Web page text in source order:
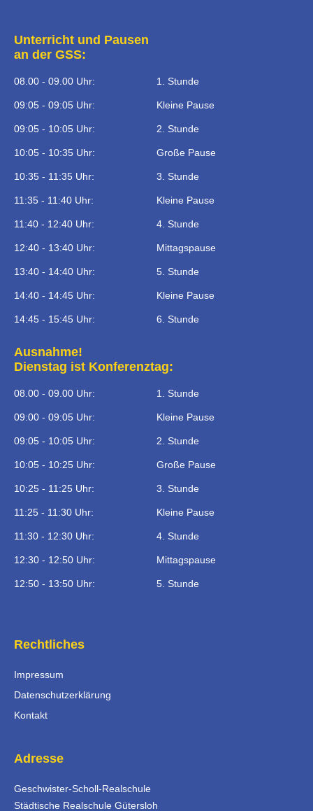
Unterricht und Pausen
an der GSS:
08.00 - 09.00 Uhr: 1. Stunde
09:05 - 09:05 Uhr: Kleine Pause
09:05 - 10:05 Uhr: 2. Stunde
10:05 - 10:35 Uhr: Große Pause
10:35 - 11:35 Uhr: 3. Stunde
11:35 - 11:40 Uhr: Kleine Pause
11:40 - 12:40 Uhr: 4. Stunde
12:40 - 13:40 Uhr: Mittagspause
13:40 - 14:40 Uhr: 5. Stunde
14:40 - 14:45 Uhr: Kleine Pause
14:45 - 15:45 Uhr: 6. Stunde
Ausnahme!
Dienstag ist Konferenztag:
08.00 - 09.00 Uhr: 1. Stunde
09:00 - 09:05 Uhr: Kleine Pause
09:05 - 10:05 Uhr: 2. Stunde
10:05 - 10:25 Uhr: Große Pause
10:25 - 11:25 Uhr: 3. Stunde
11:25 - 11:30 Uhr: Kleine Pause
11:30 - 12:30 Uhr: 4. Stunde
12:30 - 12:50 Uhr: Mittagspause
12:50 - 13:50 Uhr: 5. Stunde
Rechtliches
Impressum
Datenschutzerklärung
Kontakt
Adresse
Geschwister-Scholl-Realschule
Städtische Realschule Gütersloh